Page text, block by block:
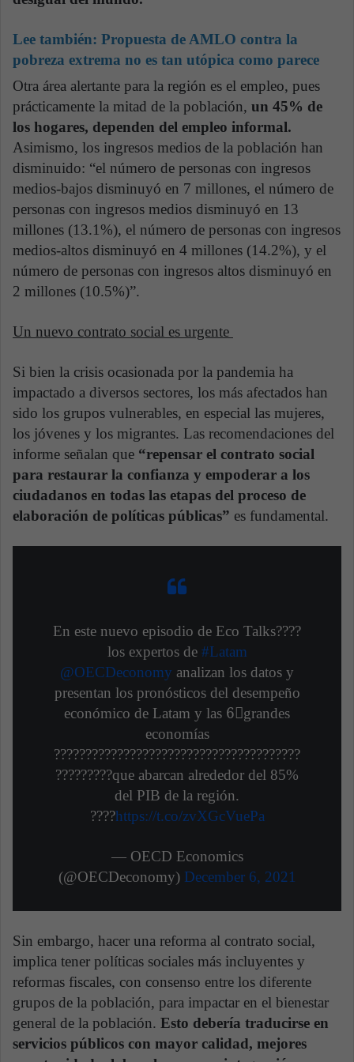
Lee también: Propuesta de AMLO contra la
pobreza extrema no es tan utópica como parece
Otra área alertante para la región es el empleo, pues
prácticamente la mitad de la población, un 45% de
los hogares, dependen del empleo informal.
Asimismo, los ingresos medios de la población han
disminuido: “el número de personas con ingresos
medios‑bajos disminuyó en 7 millones, el número de
personas con ingresos medios disminuyó en 13
millones (13.1%), el número de personas con ingresos
medios‑altos disminuyó en 4 millones (14.2%), y el
número de personas con ingresos altos disminuyó en
2 millones (10.5%)”.
Un nuevo contrato social es urgente
Si bien la crisis ocasionada por la pandemia ha
impactado a diversos sectores, los más afectados han
sido los grupos vulnerables, en especial las mujeres,
los jóvenes y los migrantes. Las recomendaciones del
informe señalan que “repensar el contrato social
para restaurar la confianza y empoderar a los
ciudadanos en todas las etapas del proceso de
elaboración de políticas públicas” es fundamental.
En este nuevo episodio de Eco Talks????️
los expertos de #Latam
@OECDeconomy analizan los datos y
presentan los pronósticos del desempeño
económico de Latam y las 6⃣grandes
economías
???????????????????????????????????????
?????????que abarcan alrededor del 85%
del PIB de la región.
????https://t.co/zvXGcVuePa
— OECD Economics
(@OECDeconomy) December 6, 2021
Sin embargo, hacer una reforma al contrato social,
implica tener políticas sociales más incluyentes y
reformas fiscales, con consenso entre los diferente
grupos de la población, para impactar en el bienestar
general de la población. Esto debería traducirse en
servicios públicos con mayor calidad, mejores